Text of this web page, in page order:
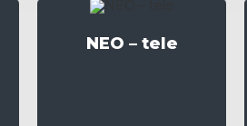
NEO – tele